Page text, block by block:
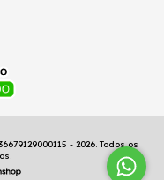
- 2026. Todos os